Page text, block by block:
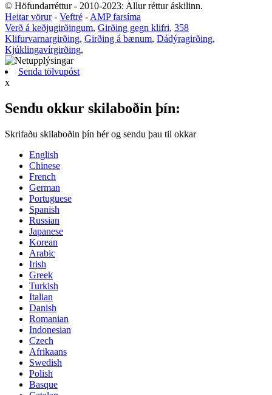
© Höfundarréttur - 2010-2023: Allur réttur áskilinn.
Heitar vörur- Veftré -AMP farsíma
Verð á keðjugirðingum, Girðing gegn klifri, 358
Klifurvarnargirðing, Girðing á bænum, Dádýragirðing,
Kjúklingavírgirðing,
Senda tölvupóst
x
Sendu okkur skilaboðin þín:
Skrifaðu skilaboðin þín hér og sendu þau til okkar
English
Chinese
French
German
Portuguese
Spanish
Russian
Japanese
Korean
Arabic
Irish
Greek
Turkish
Italian
Danish
Romanian
Indonesian
Czech
Afrikaans
Swedish
Polish
Basque